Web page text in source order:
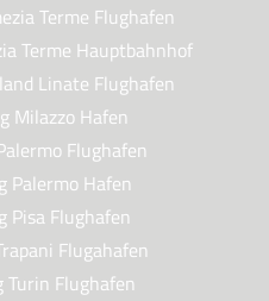
Terme Flughafen
Terme Hauptbahnhof
Linate Flughafen
Milazzo Hafen
Flughafen
Palermo Hafen
Flughafen
Flugahafen
Flughafen